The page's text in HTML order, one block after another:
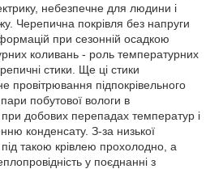
небезпечне для людини і
Черепична покрівля без напруги
при сезонній осадкою
коливань - роль температурних
стики. Ще ці стики
провітрювання підпокрівельного
побутової вологи в
добових перепадах температур і
конденсату. З-за низької
під такою крівлею прохолодно, а
у поєднанні з